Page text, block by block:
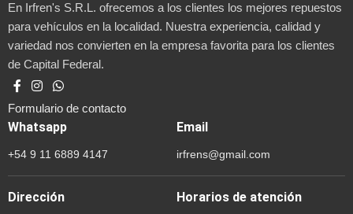
En Irfren's S.R.L. ofrecemos a los clientes los mejores repuestos
para vehículos en la localidad. Nuestra experiencia, calidad y
variedad nos convierten en la empresa favorita para los clientes
de Capital Federal.
Formulario de contacto
Whatsapp
+54 9 11 6889 4147
Email
irfrens@gmail.com
Dirección Horarios de atención